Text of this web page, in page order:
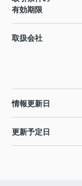
有効期限
取扱会社
情報更新日
更新予定日